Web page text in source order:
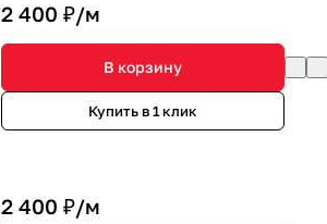
2 400 ₽/м
В корзину
Купить в 1 клик
2 400 ₽/м